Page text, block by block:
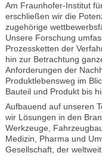
Am Fraunhofer-Institut
erschließen wir die
zugehörige
Unsere Forschung
Prozessketten der
hin zur Betrachtung
Anforderungen der
Produktlebensweg im
Bauteil und Produkt bis
Aufbauend auf unseren
wir Lösungen in den
Werkzeuge,
Medizin, Pharma und
Gesellschaft, der